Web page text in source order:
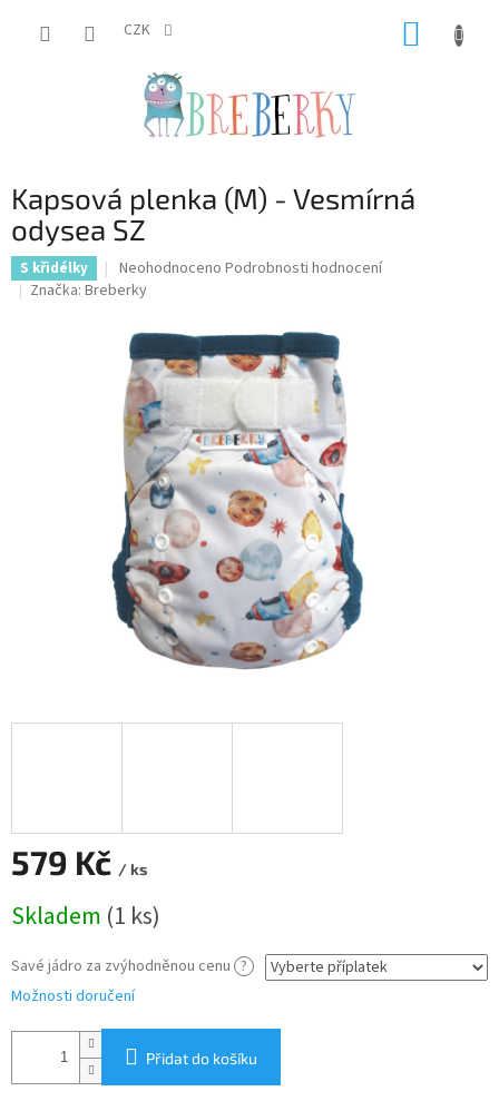
CZK
Kapsová plenka (M) - Vesmírná
odysea SZ
S křidélky
Průměrné
hodnocení
0,0
5
hvězdiček.
Neohodnoceno Podrobnosti hodnocení
Značka: Breberky
579 Kč / ks
cena:
Skladem (1 ks)
Savé jádro za zvýhodněnou cenu ?
Možnosti doručení
Přidat do košíku